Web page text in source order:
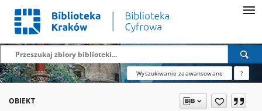
Wyszukiwanie zaawansowane ?
OBIEKT